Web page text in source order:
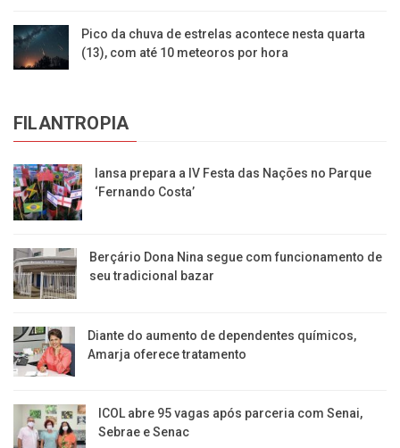
Pico da chuva de estrelas acontece nesta quarta
(13), com até 10 meteoros por hora
FILANTROPIA
Iansa prepara a IV Festa das Nações no Parque
‘Fernando Costa’
Berçário Dona Nina segue com funcionamento de
seu tradicional bazar
Diante do aumento de dependentes químicos,
Amarja oferece tratamento
ICOL abre 95 vagas após parceria com Senai,
Sebrae e Senac